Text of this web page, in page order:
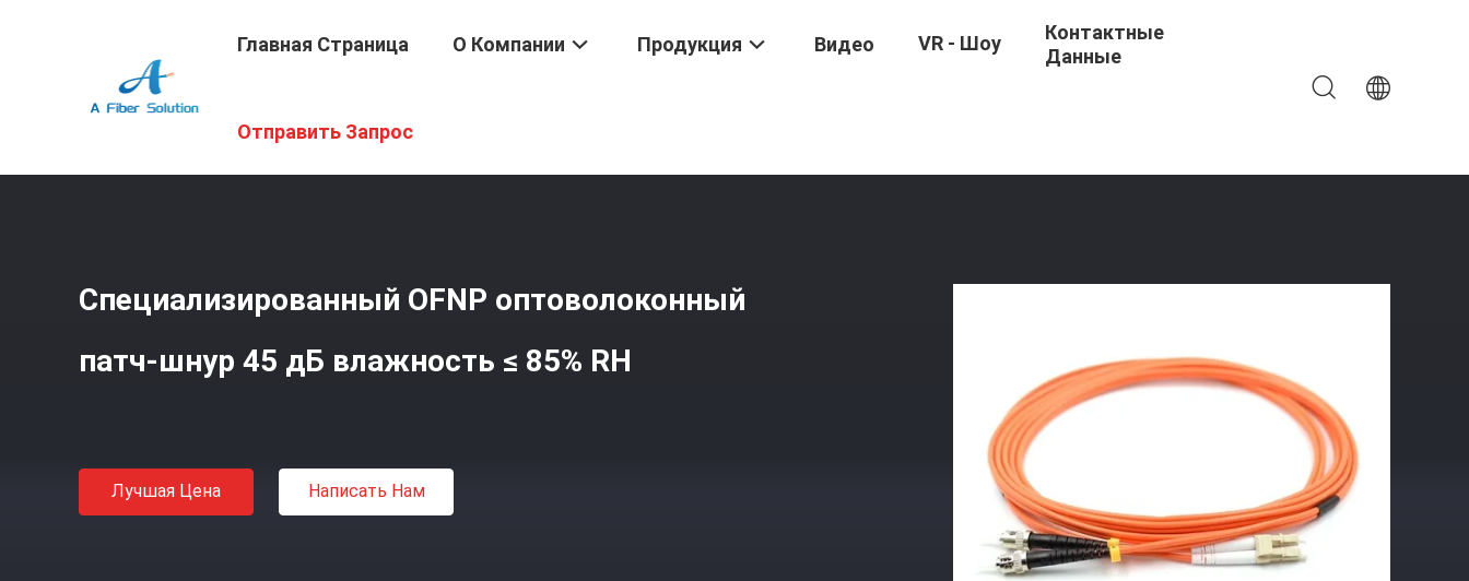
Главная Страница О Компании Продукция Видео VR - Шоу
Контактные
Данные
Отправить Запрос
Главная Страница
Специализированный OFNP оптоволоконный
патч-шнур 45 дБ влажность ≤ 85% RH
Лучшая Цена Написать Нам